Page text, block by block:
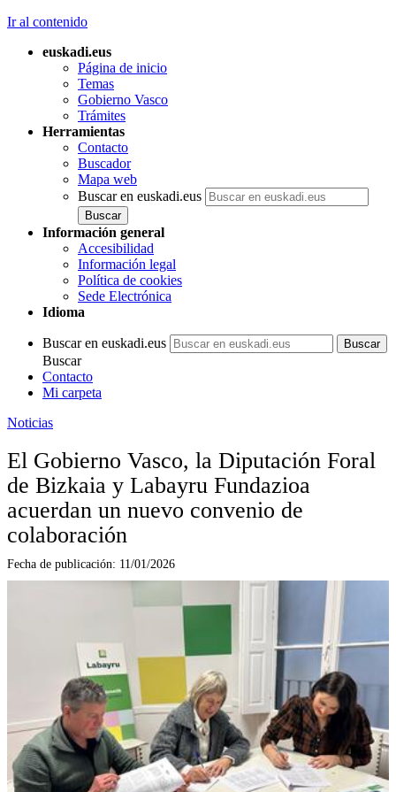
Ir al contenido
euskadi.eus
Página de inicio
Temas
Gobierno Vasco
Trámites
Herramientas
Contacto
Buscador
Mapa web
Buscar en euskadi.eus
Información general
Accesibilidad
Información legal
Política de cookies
Sede Electrónica
Idioma
Buscar en euskadi.eus
Buscar
Contacto
Mi carpeta
Noticias
El Gobierno Vasco, la Diputación Foral
de Bizkaia y Labayru Fundazioa
acuerdan un nuevo convenio de
colaboración
Fecha de publicación: 11/01/2026